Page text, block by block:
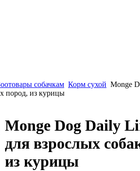
собачкам Корм сухой Monge
пород, из курицы
Monge Dog Daily
для взрослых
из курицы